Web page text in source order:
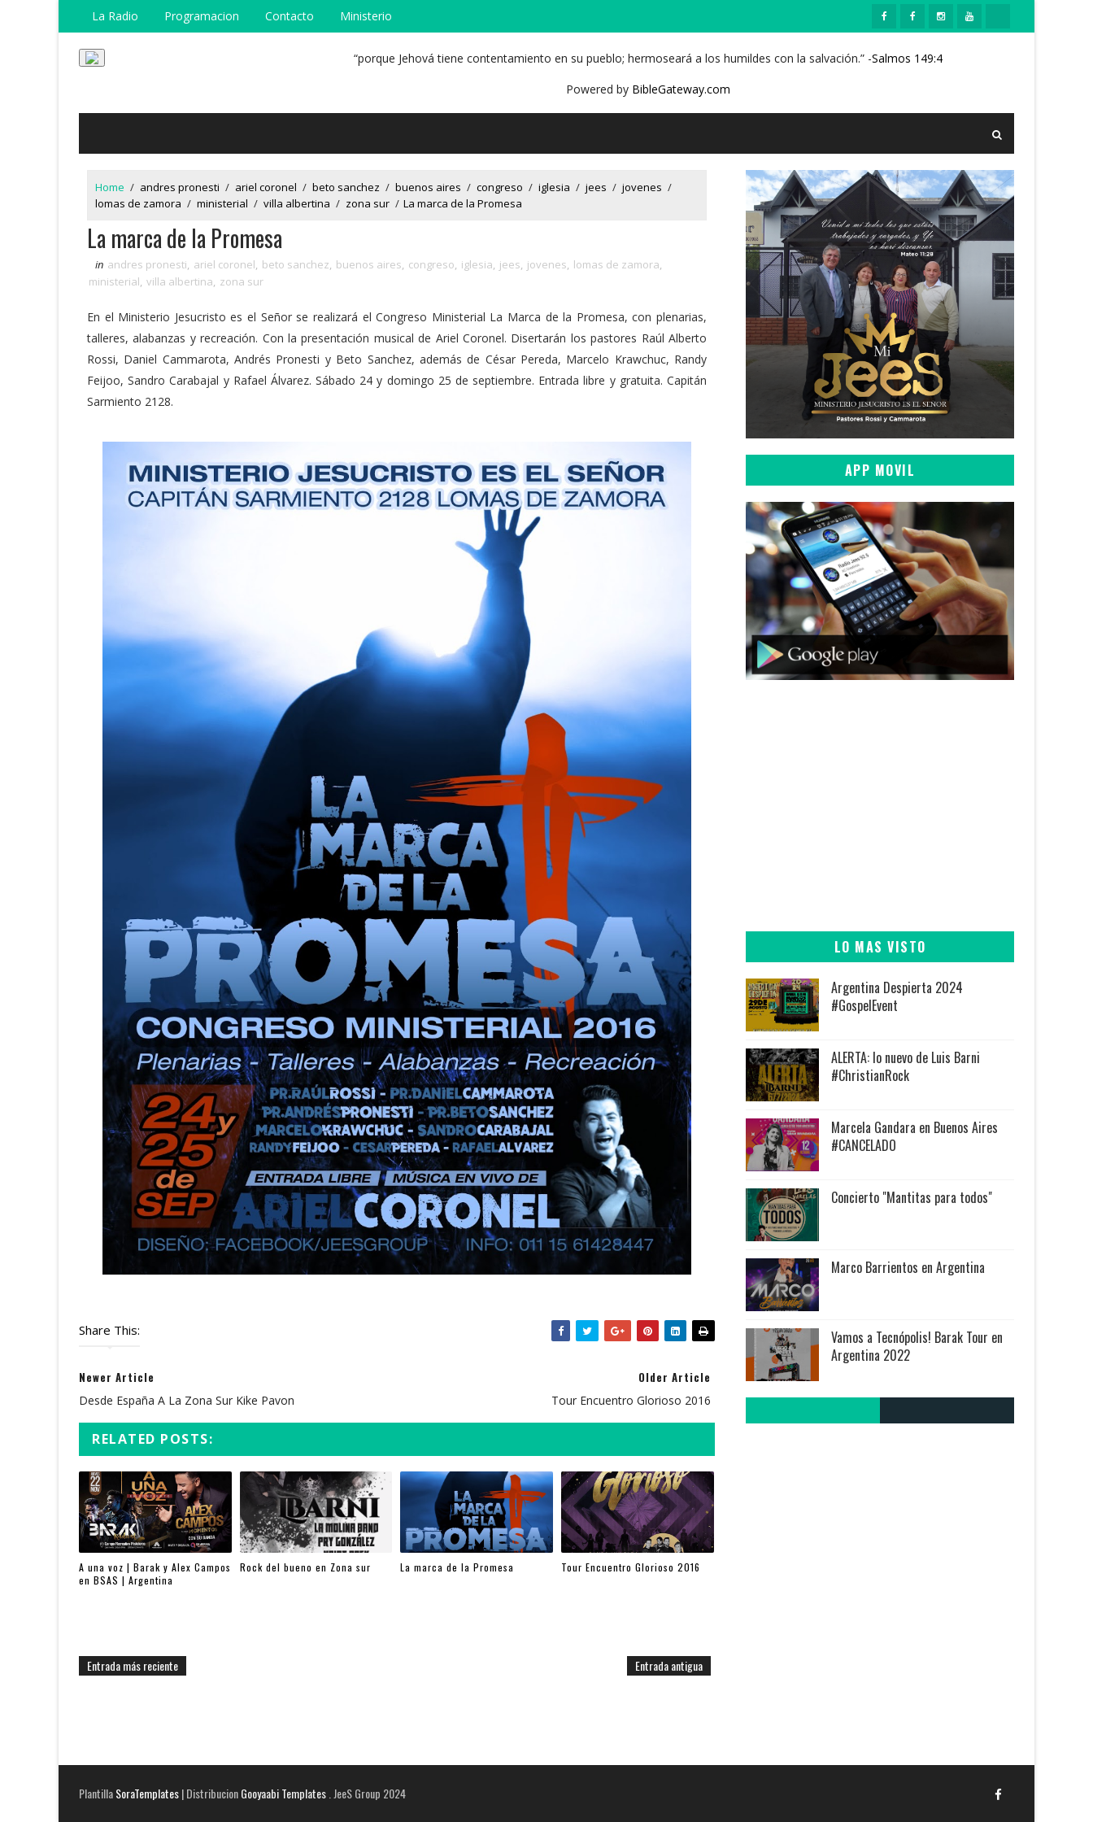
La Radio Programacion Contacto Ministerio
“porque Jehová tiene contentamiento en su pueblo; hermoseará a los humildes con la salvación.” -Salmos 149:4
Powered by BibleGateway.com
Home / andres pronesti / ariel coronel / beto sanchez / buenos aires / congreso / iglesia / jees / jovenes /
lomas de zamora / ministerial / villa albertina / zona sur / La marca de la Promesa
La marca de la Promesa
in andres pronesti, ariel coronel, beto sanchez, buenos aires, congreso, iglesia, jees, jovenes, lomas de zamora,
ministerial, villa albertina, zona sur
En el Ministerio Jesucristo es el Señor se realizará el Congreso Ministerial La Marca de la Promesa, con plenarias,
talleres, alabanzas y recreación. Con la presentación musical de Ariel Coronel. Disertarán los pastores Raúl Alberto
Rossi, Daniel Cammarota, Andrés Pronesti y Beto Sanchez, además de César Pereda, Marcelo Krawchuc, Randy
Feijoo, Sandro Carabajal y Rafael Álvarez. Sábado 24 y domingo 25 de septiembre. Entrada libre y gratuita. Capitán
Sarmiento 2128.
Share This:
Newer Article
Desde España A La Zona Sur Kike Pavon
Older Article
Tour Encuentro Glorioso 2016
RELATED POSTS:
A una voz | Barak y Alex Campos
en BSAS | Argentina
Rock del bueno en Zona sur La marca de la Promesa Tour Encuentro Glorioso 2016
Entrada más reciente Entrada antigua
APP MOVIL
LO MAS VISTO
Argentina Despierta 2024
#GospelEvent
ALERTA: lo nuevo de Luis Barni
#ChristianRock
Marcela Gandara en Buenos Aires
#CANCELADO
Concierto "Mantitas para todos"
Marco Barrientos en Argentina
Vamos a Tecnópolis! Barak Tour en
Argentina 2022
PlantillaSoraTemplates| DistribucionGooyaabi Templates . JeeS Group 2024